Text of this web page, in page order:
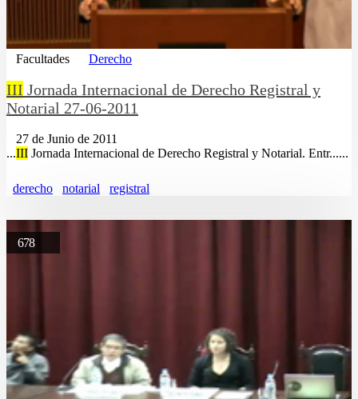
Facultades Derecho
III Jornada Internacional de Derecho Registral y
Notarial 27-06-2011
27 de Junio de 2011
...III Jornada Internacional de Derecho Registral y Notarial. Entr......
derecho notarial registral
678